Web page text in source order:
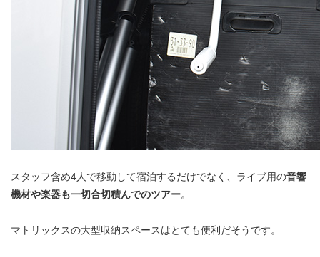
スタッフ含め4人で移動して宿泊するだけでなく、ライブ用の音響
機材や楽器も一切合切積んでのツアー。
マトリックスの大型収納スペースはとても便利だそうです。